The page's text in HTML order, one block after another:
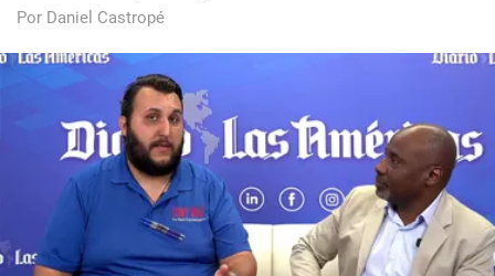
Por Daniel Castropé